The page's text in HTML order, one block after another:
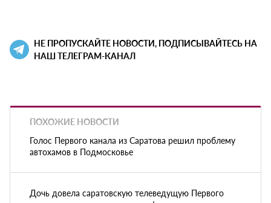
НЕ ПРОПУСКАЙТЕ НОВОСТИ, ПОДПИСЫВАЙТЕСЬ НА
НАШ ТЕЛЕГРАМ-КАНАЛ
ПОХОЖИЕ НОВОСТИ
Голос Первого канала из Саратова решил проблему
автохамов в Подмосковье
Дочь довела саратовскую телеведущую Первого